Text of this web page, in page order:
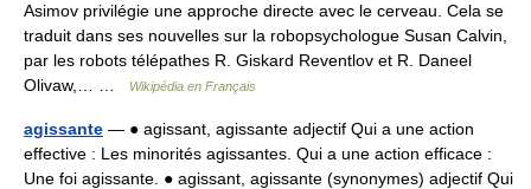
Asimov privilégie une approche directe avec le cerveau. Cela se
traduit dans ses nouvelles sur la robopsychologue Susan Calvin,
par les robots télépathes R. Giskard Reventlov et R. Daneel
Olivaw,… …
Wikipédia en Français
agissante — ● agissant, agissante adjectif Qui a une action
effective : Les minorités agissantes. Qui a une action efficace :
Une foi agissante. ● agissant, agissante (synonymes) adjectif Qui